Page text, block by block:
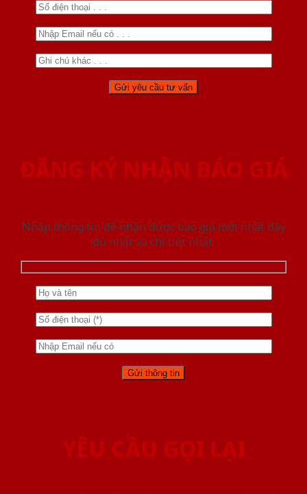
ĐĂNG KÝ NHẬN BÁO GIÁ
Nhập thông tin để nhận được báo giá mới nhât đầy
đủ nhất và chi tiết nhất.
YÊU CẦU GỌI LẠI